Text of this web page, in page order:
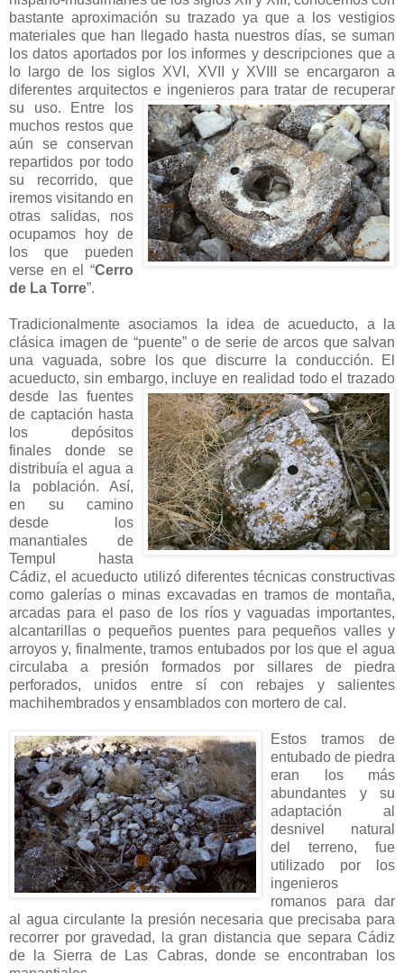
bastante aproximación su trazado ya que a los vestigios
materiales que han llegado hasta nuestros días, se suman
los datos aportados por los informes y descripciones que a
lo largo de los siglos XVI, XVII y XVIII se encargaron a
diferentes arquitectos e ingenieros para tratar de recuperar
su uso. Entre los
muchos restos que
aún se conservan
repartidos por todo
su recorrido, que
iremos visitando en
otras salidas, nos
ocupamos hoy de
los que pueden
verse en el “Cerro
de La Torre”.
Tradicionalmente asociamos la idea de acueducto, a la
clásica imagen de “puente” o de serie de arcos que salvan
una vaguada, sobre los que discurre la conducción. El
acueducto, sin embargo, incluye en realidad todo el trazado
desde las fuentes
de captación hasta
los depósitos
finales donde se
distribuía el agua a
la población. Así,
en su camino
desde los
manantiales de
Tempul hasta
Cádiz, el acueducto utilizó diferentes técnicas constructivas
como galerías o minas excavadas en tramos de montaña,
arcadas para el paso de los ríos y vaguadas importantes,
alcantarillas o pequeños puentes para pequeños valles y
arroyos y, finalmente, tramos entubados por los que el agua
circulaba a presión formados por sillares de piedra
perforados, unidos entre sí con rebajes y salientes
machihembrados y ensamblados con mortero de cal.
Estos tramos de
entubado de piedra
eran los más
abundantes y su
adaptación al
desnivel natural
del terreno, fue
utilizado por los
ingenieros
romanos para dar
al agua circulante la presión necesaria que precisaba para
recorrer por gravedad, la gran distancia que separa Cádiz
de la Sierra de Las Cabras, donde se encontraban los